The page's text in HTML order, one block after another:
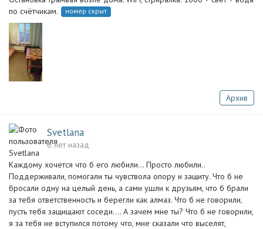
по счётчикам.
номер скрыт
Архив
Svetlana
6 лет назад
Каждому хочется что б его любили... Просто любили..
Поддерживали, помогали ты чувствола опору и защиту. Что б не
бросали одну на целый день, а сами ушли к друзьям, что б брали
за тебя ответственность и берегли как алмаз. Что б не говорили,
пусть тебя защищают соседи.... А зачем мне ты? Что б не говорили,
я за тебя не вступился потому что, мне сказали что выселят,